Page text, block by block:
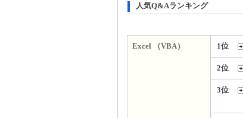
人気Q&Aランキング
Excel （VBA）
1位
2位
3位